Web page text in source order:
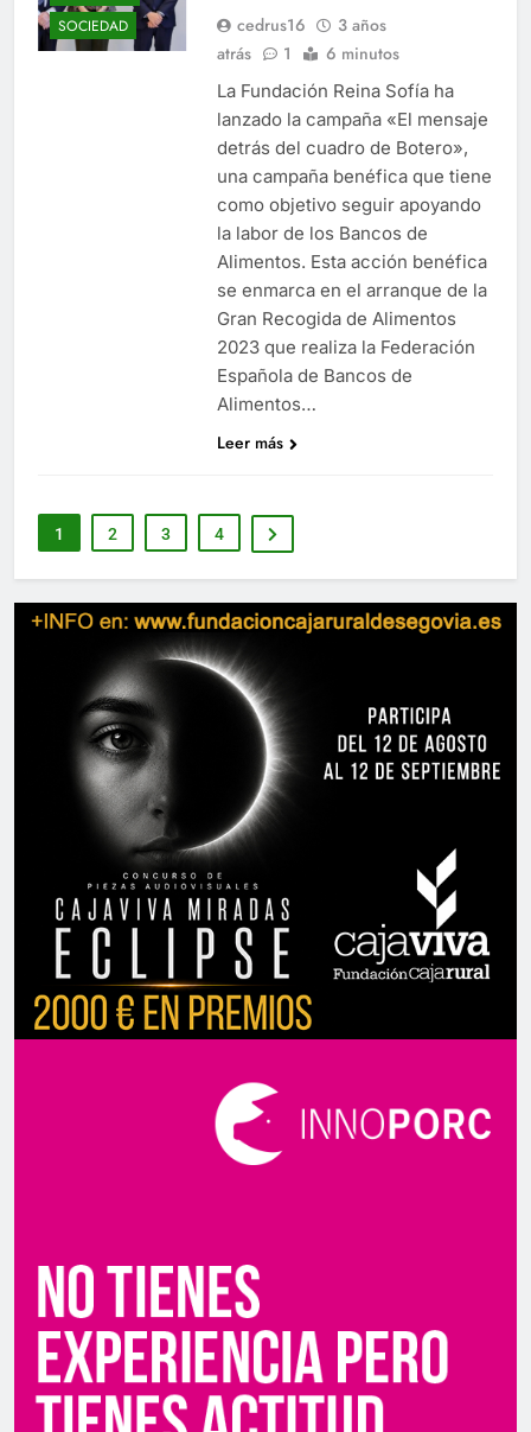
SOCIEDAD
cedrus16
3 años
atrás
1 6 minutos
La Fundación Reina Sofía ha
lanzado la campaña «El mensaje
detrás del cuadro de Botero»,
una campaña benéfica que tiene
como objetivo seguir apoyando
la labor de los Bancos de
Alimentos. ​Esta acción benéfica
se enmarca en el arranque de la
Gran Recogida de Alimentos
2023 que realiza la Federación
Española de Bancos de
Alimentos…
Leer más
1 2 3 4